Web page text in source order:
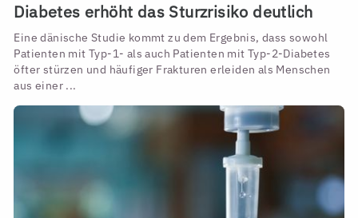
Diabetes erhöht das Sturzrisiko deutlich
Eine dänische Studie kommt zu dem Ergebnis, dass sowohl
Patienten mit Typ-1- als auch Patienten mit Typ-2-Diabetes
öfter stürzen und häufiger Frakturen erleiden als Menschen
aus einer ...